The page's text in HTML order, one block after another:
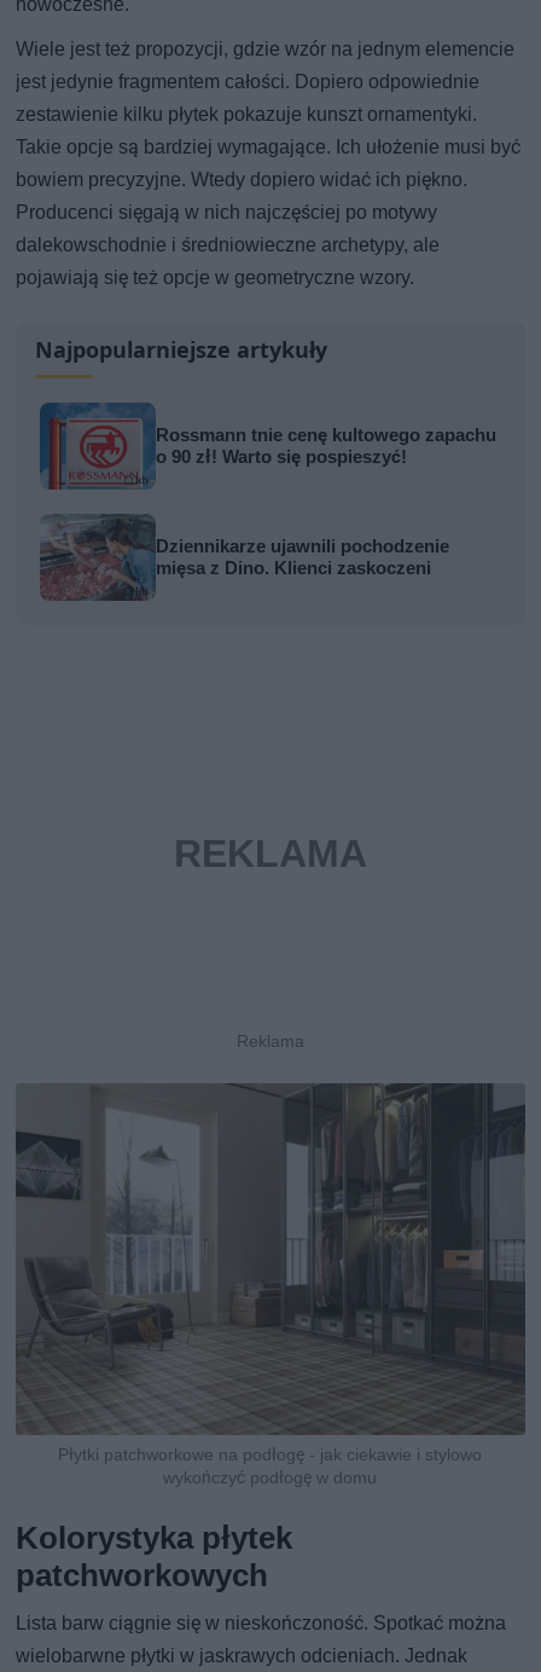
Wiele jest też propozycji, gdzie wzór na jednym elemencie
jest jedynie fragmentem całości. Dopiero odpowiednie
zestawienie kilku płytek pokazuje kunszt ornamentyki.
Takie opcje są bardziej wymagające. Ich ułożenie musi być
bowiem precyzyjne. Wtedy dopiero widać ich piękno.
Producenci sięgają w nich najczęściej po motywy
dalekowschodnie i średniowieczne archetypy, ale
pojawiają się też opcje w geometryczne wzory.
Najpopularniejsze artykuły
Rossmann tnie cenę kultowego zapachu
o 90 zł! Warto się pospieszyć!
Dziennikarze ujawnili pochodzenie
mięsa z Dino. Klienci zaskoczeni
Płytki patchworkowe na podłogę - jak ciekawie i stylowo
wykończyć podłogę w domu
Kolorystyka płytek
patchworkowych
Lista barw ciągnie się w nieskończoność. Spotkać można
wielobarwne płytki w jaskrawych odcieniach. Jednak